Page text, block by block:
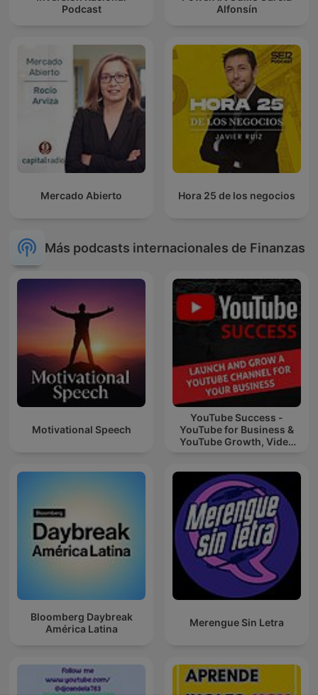
Podcast
Alfonsín
Mercado Abierto Hora 25 de los negocios
Más podcasts internacionales de Finanzas
Motivational Speech
YouTube Success -
YouTube for Business &
YouTube Growth, Video
Bloomberg Daybreak
América Latina
Merengue Sin Letra